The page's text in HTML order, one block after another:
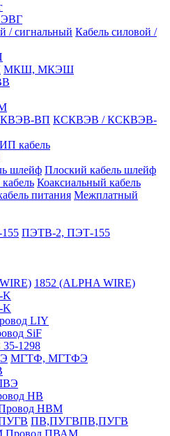
Кабель силовой /
МКШ, МКЭШ
КСКВЭВ / КСКВЭВ-
кабель
Плоский кабель шлейф
Коаксиальный кабель
Межплатный
ПЭТВ-2, ПЭТ-155
1852 (ALPHA WIRE)
K
K
LIY
SiF
1298
МГТФ, МГТФЭ
НВ
НВМ
ПВ,ПУГВПВ,ПУГВ
Провод ПВАМ